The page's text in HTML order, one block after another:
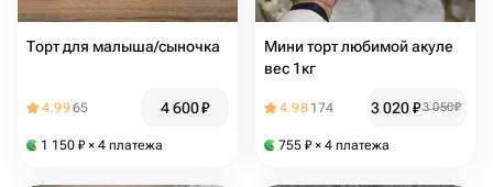
Торт для малыша/сыночка
4.9965 4 600₽
1 150 ₽ × 4 платежа
Мини торт любимой акуле
вес 1кг
4.98 174 3 020₽3 050₽
755 ₽ × 4 платежа